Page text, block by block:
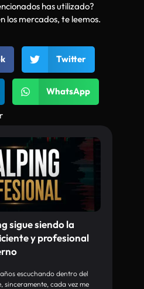
has utilizado?
los mercados, te leemos.
Twitter
WhatsApp
sigue siendo la
y profesional
escuchando dentro del
sinceramente, cada vez me